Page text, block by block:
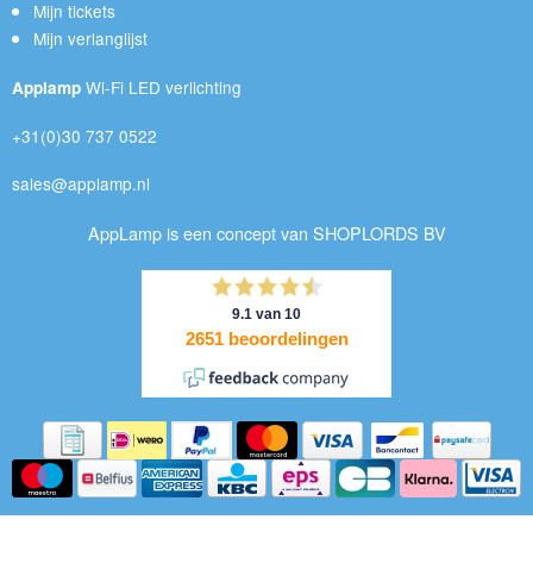
Mijn tickets
Mijn verlanglijst
Applamp Wi-Fi LED verlichting
+31(0)30 737 0522
sales@applamp.nl
AppLamp is een concept van SHOPLORDS BV